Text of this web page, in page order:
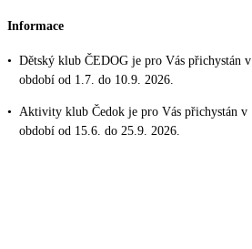
Informace
• Dětský klub ČEDOG je pro Vás přichystán v
období od 1.7. do 10.9. 2026.
• Aktivity klub Čedok je pro Vás přichystán v
období od 15.6. do 25.9. 2026.